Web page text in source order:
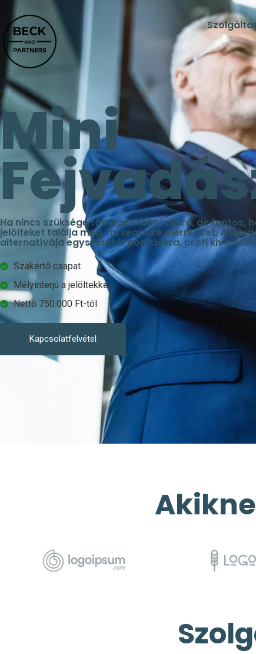
Mini
Ha nincs szüksége tömeges toborzásra, de fontos,
jelölteket találja meg, mi segítünk elérni őket. A
alternatívája egyszerűbb pozíciókra, profi
Szakértő csapat
Mélyinterjú a jelöltekkel
Nettó 750.000 Ft-tól
Kapcsolatfelvétel